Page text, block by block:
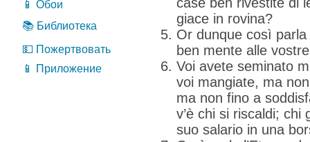
📱 Обои
📚 Библиотека
💵 Пожертвовать
📱 Приложение
giace in rovina?
Or dunque così parla
ben mente alle
Voi avete seminato
voi mangiate, ma
ma non fino a
v’è chi si riscaldi; chi
suo salario in una